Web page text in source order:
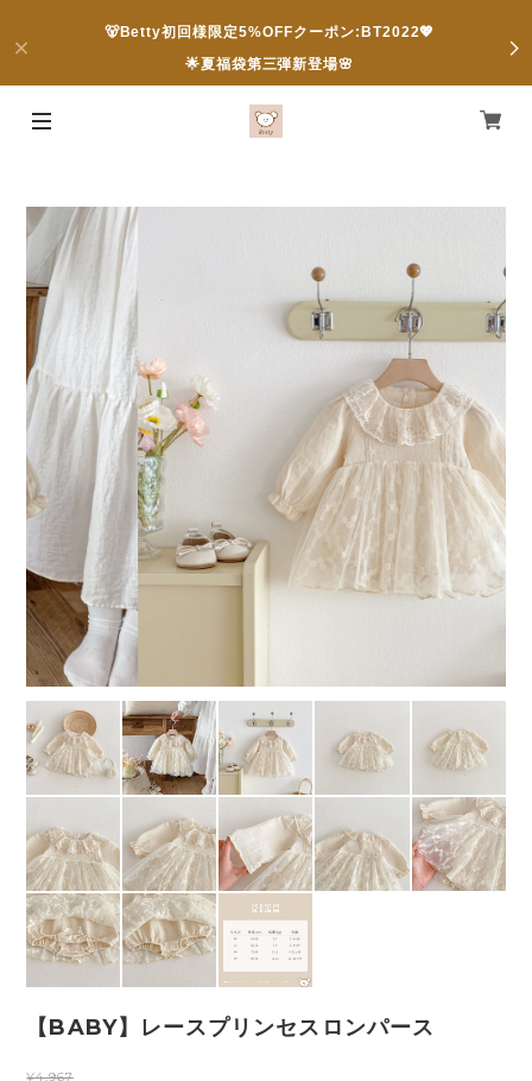
🐻Betty初回様限定5%OFFクーポン:BT2022💖
🌟夏福袋第三弾新登場🌸
【BABY】レースプリンセスロンパース
¥4,967